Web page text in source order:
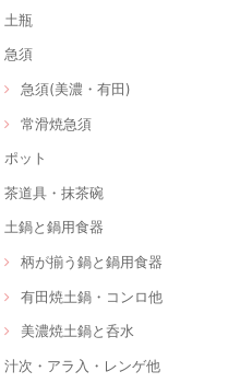
土瓶
急須
急須(美濃・有田)
常滑焼急須
ポット
茶道具・抹茶碗
土鍋と鍋用食器
柄が揃う鍋と鍋用食器
有田焼土鍋・コンロ他
美濃焼土鍋と呑水
汁次・アラ入・レンゲ他